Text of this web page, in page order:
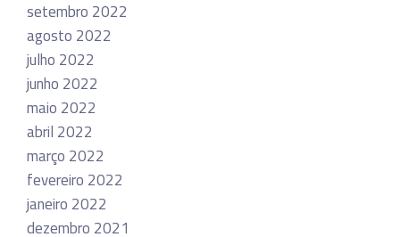
setembro 2022
agosto 2022
julho 2022
junho 2022
maio 2022
abril 2022
março 2022
fevereiro 2022
janeiro 2022
dezembro 2021